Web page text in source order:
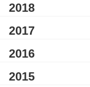
2018
2017
2016
2015